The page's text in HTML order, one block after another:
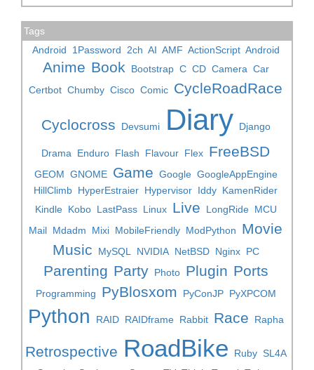
Tags
Android
1Password 2ch AI AMF ActionScript Android
Anime Book Bootstrap C CD Camera Car
Certbot Chumby Cisco Comic CycleRoadRace
Cyclocross Devsumi Diary Django
Drama Enduro Flash Flavour Flex FreeBSD
GEOM GNOME Game Google GoogleAppEngine
HillClimb HyperEstraier Hypervisor Iddy KamenRider
Kindle Kobo LastPass Linux Live LongRide MCU
Mail Mdadm Mixi MobileFriendly ModPython
Movie
Music
MySQL NVIDIA NetBSD Nginx PC
Parenting Party Photo Plugin Ports
Programming PyBlosxom PyConJP PyXPCOM
Python RAID RAIDframe Rabbit Race Rapha
Retrospective RoadBike Ruby SL4A